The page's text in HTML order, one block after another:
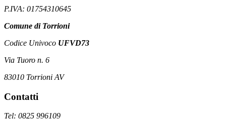
P.IVA: 01754310645
Comune di Torrioni
Codice Univoco UFVD73
Via Tuoro n. 6
83010 Torrioni AV
Contatti
Tel: 0825 996109